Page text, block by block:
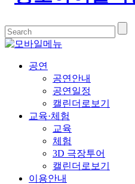
공연
공연안내
공연일정
캘린더로보기
교육·체험
교육
체험
3D 극장투어
캘린더로보기
이용안내